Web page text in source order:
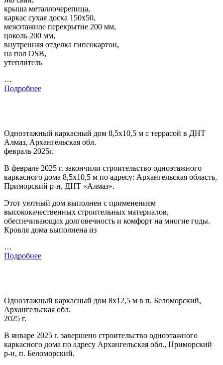
крыша металлочерепица,
каркас сухая доска 150х50,
межэтажное перекрытие 200 мм,
цоколь 200 мм,
внутренняя отделка гипсокартон,
на пол OSB,
утеплитель
…
Подробнее
Одноэтажный каркасный дом 8,5х10,5 м с террасой в ДНТ
Алмаз, Архангельская обл.
февраль 2025г.
В феврале 2025 г. закончили строительство одноэтажного
каркасного дома 8,5х10,5 м по адресу: Архангельская область,
Приморский р-н, ДНТ «Алмаз».
Этот уютный дом выполнен с применением
высококачественных строительных материалов,
обеспечивающих долговечность и комфорт на многие годы.
Кровля дома выполнена из
…
Подробнее
Одноэтажный каркасный дом 8х12,5 м в п. Беломорский,
Архангельская обл.
2025 г.
В январе 2025 г. завершено строительство одноэтажного
каркасного дома по адресу Архангельская обл., Приморский
р-н, п. Беломорский.